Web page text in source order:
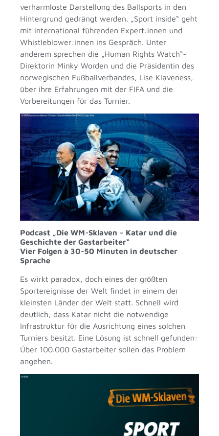
verharmloste Darstellung des Ballsports in den
Hintergrund gedrängt werden. „Sport inside“ geht
mit international führenden Expert:innen und
Whistleblower:innen ins Gespräch. Unter
anderem sprechen die „Human Rights Watch“-
Direktorin Minky Worden und die Präsidentin des
norwegischen Fußballverbandes, Lise Klaveness,
über ihre Erfahrungen mit der FIFA und die
Vorbereitungen für das Turnier.
Podcast „Die WM-Sklaven – Katar und die
Geschichte der Gastarbeiter“
Vier Folgen à 30-50 Minuten in deutscher
Sprache
Es wirkt paradox, doch eines der größten
Sportereignisse der Welt findet in einem der
kleinsten Länder der Welt statt. Schnell wird
deutlich, dass Katar nicht die notwendige
Infrastruktur für die Ausrichtung eines solchen
Turniers besitzt. Eine Lösung ist schnell gefunden:
Über 100.000 Gastarbeiter sollen das Problem
angehen.